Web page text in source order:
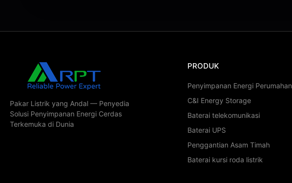
Pakar Listrik yang Andal — Penyedia
Solusi Penyimpanan Energi Cerdas
Terkemuka di Dunia
PRODUK
Penyimpanan Energi Perumahan
C&I Energy Storage
Baterai telekomunikasi
Baterai UPS
Penggantian Asam Timah
Baterai kursi roda listrik